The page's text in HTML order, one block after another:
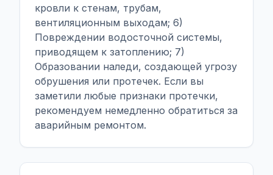
кровли к стенам, трубам,
вентиляционным выходам; 6)
Повреждении водосточной системы,
приводящем к затоплению; 7)
Образовании наледи, создающей угрозу
обрушения или протечек. Если вы
заметили любые признаки протечки,
рекомендуем немедленно обратиться за
аварийным ремонтом.